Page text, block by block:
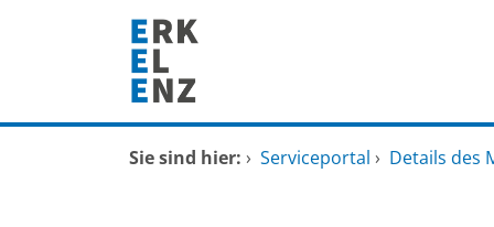
Zum Hauptinhalt springen
Startseite
Sie sind hier: › Serviceportal › Details des